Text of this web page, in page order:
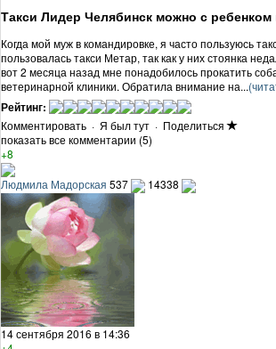
Такси Лидер Челябинск можно с ребенком
Когда мой муж в командировке, я часто пользуюсь
пользовалась такси Метар, так как у них стоянка
вот 2 месяца назад мне понадобилось прокатить
ветеринарной клиники. Обратила внимание на...
Рейтинг:
Комментировать · Я был тут · Поделиться
показать все комментарии (5)
+8
Людмила Мадорская 537 14338
14 сентября 2016 в 14:36